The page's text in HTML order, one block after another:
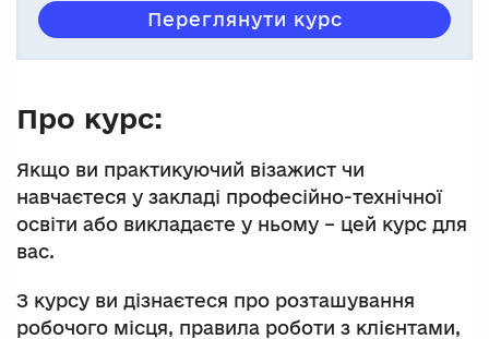
Переглянути курс
Про курс:
Якщо ви практикуючий візажист чи
навчаєтеся у закладі професійно-технічної
освіти або викладаєте у ньому – цей курс для
вас.
З курсу ви дізнаєтеся про розташування
робочого місця, правила роботи з клієнтами,